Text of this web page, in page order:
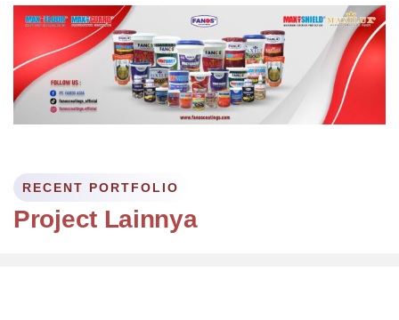
RECENT PORTFOLIO
Project Lainnya